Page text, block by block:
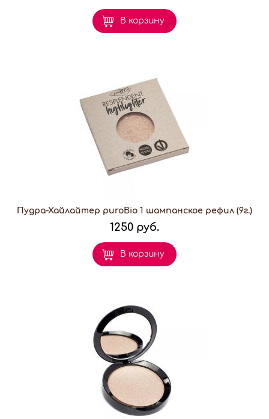
В корзину
Пудра-Хайлайтер puroBio 1 шампанское рефил (9г.)
1250 руб.
В корзину